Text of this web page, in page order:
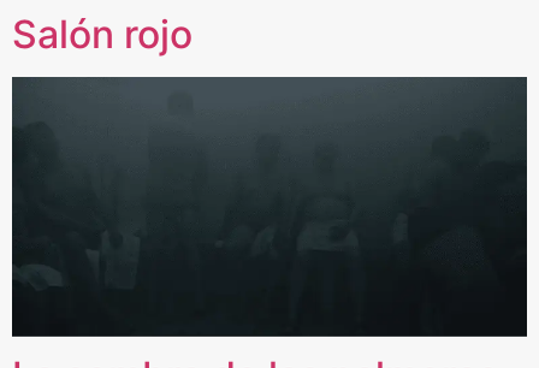
Salón rojo